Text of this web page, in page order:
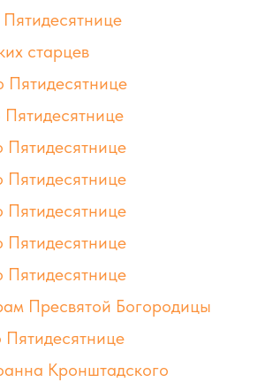
старцев
Пятидесятнице
Пресвятой Богородицы
Кронштадского